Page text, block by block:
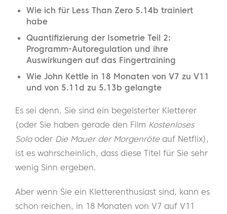
Wie ich für Less Than Zero 5.14b trainiert
habe
Quantifizierung der Isometrie Teil 2:
Programm-Autoregulation und ihre
Auswirkungen auf das Fingertraining
Wie John Kettle in 18 Monaten von V7 zu V11
und von 5.11d zu 5.13b gelangte
Es sei denn, Sie sind ein begeisterter Kletterer
(oder Sie haben gerade den Film Kostenloses
Solooder Die Mauer der Morgenröteauf Netflix),
ist es wahrscheinlich, dass diese Titel für Sie sehr
wenig Sinn ergeben.
Aber wenn Sie ein Kletterenthusiast sind, kann es
schon reichen, in 18 Monaten von V7 auf V11